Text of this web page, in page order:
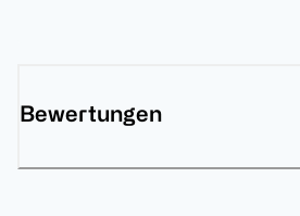
Bewertungen